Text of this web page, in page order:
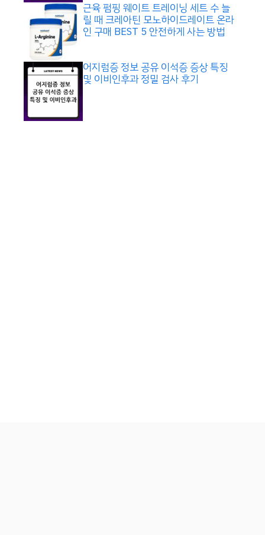
근육 펌핑 웨이트 트레이닝 세트 수 늘
릴 때 크레아틴 모노하이드레이트 온라
인 구매 BEST 5 안전하게 사는 방법
어지럼증 정보 공유 이석증 증상 특징
및 이비인후과 정밀 검사 후기